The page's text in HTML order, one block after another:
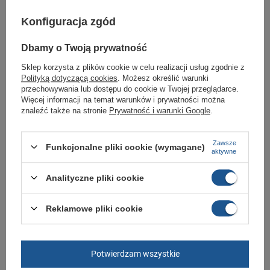
Materiał zewnętrzny skóra ekologiczna
Zapięcie sznurowane
GWARANCJA
2 lata
rękojmia wyłączona dla przedsiębiorców
Adres do reklamacji
Butomania.pl
Kościuszki 27b
85-079 Bydgoszcz
Polska
Zobacz również
Puma buty damskie sportowe Karmen Rebelle
Konfiguracja zgód
Dbamy o Twoją prywatność
Sklep korzysta z plików cookie w celu realizacji usług zgodnie z
Polityką dotyczącą cookies . Możesz określić warunki
przechowywania lub dostępu do cookie w Twojej przeglądarce.
Więcej informacji na temat warunków i prywatności można
znaleźć także na stronie Prywatność i warunki Google
Funkcjonalne pliki cookie (wymagane)
Zawsze
aktywne
Analityczne pliki cookie
Reklamowe pliki cookie
Potwierdzam wszystkie